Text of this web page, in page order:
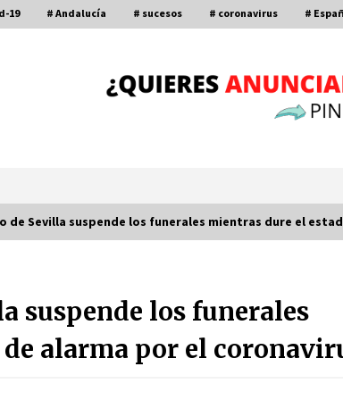
19 # Andalucía # sucesos # coronavirus #
tan divertido (y cada vez más
popular)
10 de noviembre de 2022
de Sevilla suspende los funerales mientras dure el
suspende los funerales
alarma por el